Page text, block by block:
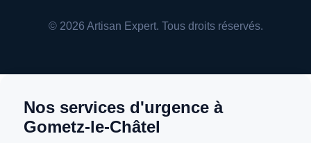
© 2026 Artisan Expert. Tous droits réservés.
Nos services d'urgence à
Gometz-le-Châtel